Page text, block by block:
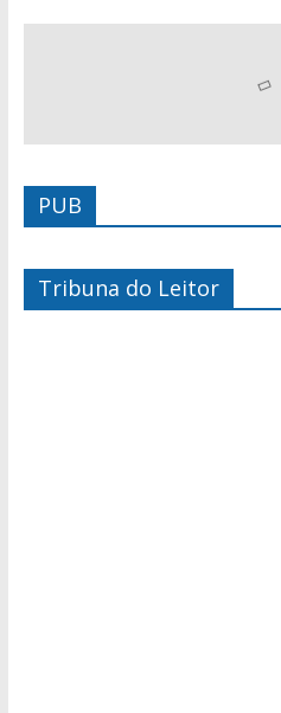
PUB
Tribuna do Leitor